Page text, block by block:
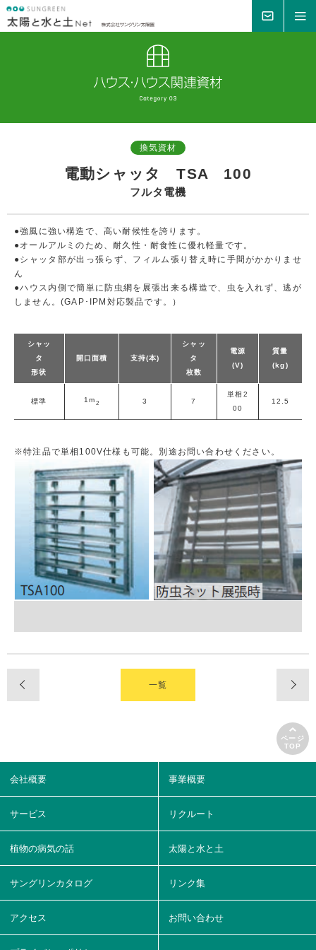
換気資材
電動シャッタ TSA 100
フルタ電機
●強風に強い構造で、高い耐候性を誇ります。
●オールアルミのため、耐久性・耐食性に優れ軽量です。
●シャッタ部が出っ張らず、フィルム張り替え時に手間がかかりませ
ん
●ハウス内側で簡単に防虫網を展張出来る構造で、虫を入れず、逃が
しません。(GAP･IPM対応製品です。）
シャッ
タ
形状
開口面積 支持(本)
シャッ
タ
枚数
電源
(V)
質量
(kg)
標準 1m 2 3 7
単相2
00
12.5
※特注品で単相100V仕様も可能。別途お問い合わせください。
一覧
ページ
TOP
会社概要 事業概要
サービス リクルート
植物の病気の話 太陽と水と土
サングリンカタログ リンク集
アクセス お問い合わせ